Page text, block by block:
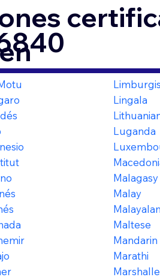
Lingala
Luganda
Malagasy
Malay
Maltese
Mandarin
Marathi